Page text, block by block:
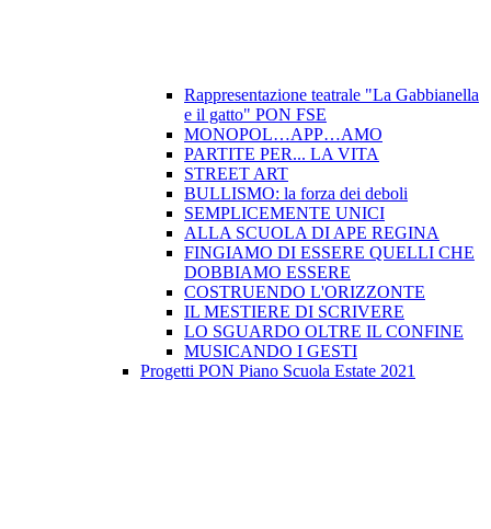
Rappresentazione teatrale "La Gabbianella
e il gatto" PON FSE
MONOPOL…APP…AMO
PARTITE PER... LA VITA
STREET ART
BULLISMO: la forza dei deboli
SEMPLICEMENTE UNICI
ALLA SCUOLA DI APE REGINA
FINGIAMO DI ESSERE QUELLI CHE
DOBBIAMO ESSERE
COSTRUENDO L'ORIZZONTE
IL MESTIERE DI SCRIVERE
LO SGUARDO OLTRE IL CONFINE
MUSICANDO I GESTI
Progetti PON Piano Scuola Estate 2021